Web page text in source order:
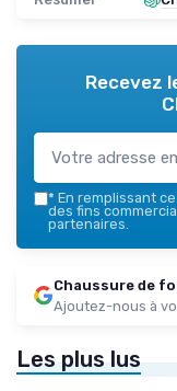
Recevez
* En remplissant
des fins
partenaires.
Chaussure de
Ajoutez-nous à
Les plus lus